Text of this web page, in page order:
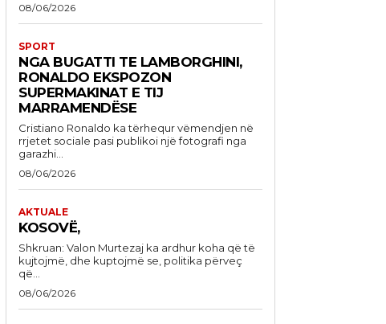
08/06/2026
SPORT
NGA BUGATTI TE LAMBORGHINI,
RONALDO EKSPOZON
SUPERMAKINAT E TIJ
MARRAMENDËSE
Cristiano Ronaldo ka tërhequr vëmendjen në
rrjetet sociale pasi publikoi një fotografi nga
garazhi...
08/06/2026
AKTUALE
KOSOVË,
Shkruan: Valon Murtezaj ka ardhur koha që të
kujtojmë, dhe kuptojmë se, politika përveç
që...
08/06/2026